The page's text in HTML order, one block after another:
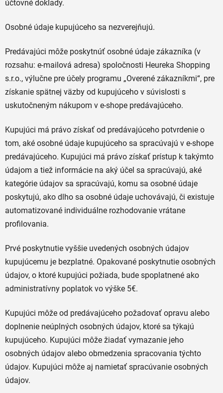
účtovné doklady.
Osobné údaje kupujúceho sa nezverejňujú.
Predávajúci môže poskytnúť osobné údaje zákazníka (v
rozsahu: e-mailová adresa) spoločnosti Heureka Shopping
s.r.o., výlučne pre účely programu „Overené zákazníkmi“, pre
získanie spätnej väzby od kupujúceho v súvislosti s
uskutočneným nákupom v e-shope predávajúceho.
Kupujúci má právo získať od predávajúceho potvrdenie o
tom, aké osobné údaje kupujúceho sa spracúvajú v e-shope
predávajúceho. Kupujúci má právo získať prístup k takýmto
údajom a tiež informácie na aký účel sa spracúvajú, aké
kategórie údajov sa spracúvajú, komu sa osobné údaje
poskytujú, ako dlho sa osobné údaje uchovávajú, či existuje
automatizované individuálne rozhodovanie vrátane
profilovania.
Prvé poskytnutie vyššie uvedených osobných údajov
kupujúcemu je bezplatné. Opakované poskytnutie osobných
údajov, o ktoré kupujúci požiada, bude spoplatnené ako
administratívny poplatok vo výške 5€.
Kupujúci môže od predávajúceho požadovať opravu alebo
doplnenie neúplných osobných údajov, ktoré sa týkajú
kupujúceho. Kupujúci môže žiadať vymazanie jeho
osobných údajov alebo obmedzenia spracovania týchto
údajov. Kupujúci môže aj namietať spracúvanie osobných
údajov.